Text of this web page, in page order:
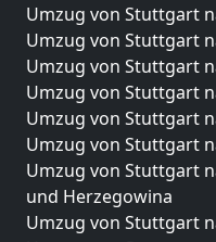
Umzug von Stuttgart
Umzug von Stuttgart
Umzug von Stuttgart
Umzug von Stuttgart
Umzug von Stuttgart
Umzug von Stuttgart
Umzug von Stuttgart
und Herzegowina
Umzug von Stuttgart